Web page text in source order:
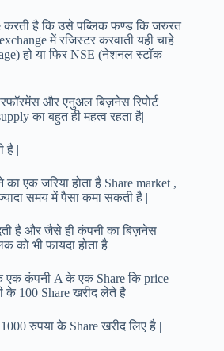
करती है कि उसे पब्लिक फण्ड कि जरुरत
में रजिस्टर करवाती यही चाहे
हो या फिर NSE (नेशनल स्टॉक
और एनुअल बिज़नेस रिपोर्ट
का बहुत ही महत्व रहता है|
है |
एक जरिया होता है Share market ,
समय में पैसा कमा सकती है |
है और जैसे ही कंपनी का बिज़नेस
को भी फायदा होता है |
एक कंपनी A के एक Share कि price
100 Share खरीद लेते है|
रुपया के Share खरीद लिए है |